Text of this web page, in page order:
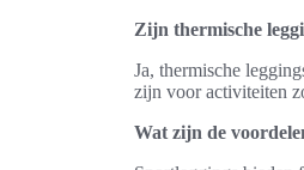
Zijn thermische
Ja, thermische
zijn voor activiteiten
Wat zijn de